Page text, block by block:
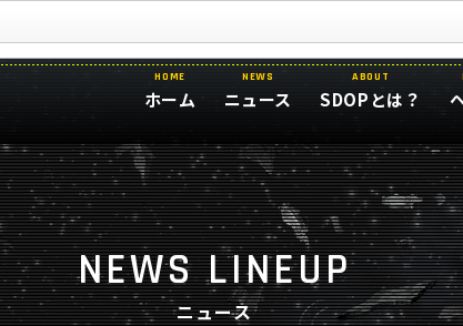
HOME
ホーム
NEWS
ニュース
ABOUT
SDOPとは？
NEWS LINEUP
ニュース